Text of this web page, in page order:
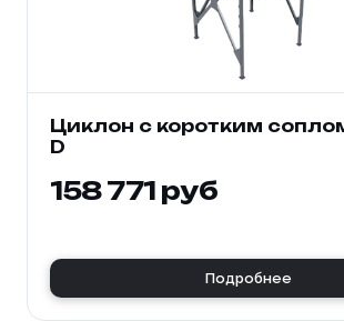
Циклон с коротким
D
158 771 руб
Подробнее